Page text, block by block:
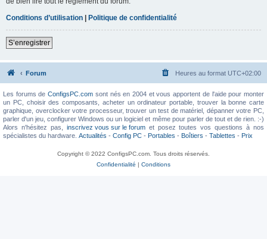
Conditions d’utilisation | Politique de confidentialité
S’enregistrer
Forum Heures au format UTC+02:00
Les forums deConfigsPC.com sont nés en 2004 et vous apportent de l'aide pour monter
un PC, choisir des composants, acheter un ordinateur portable, trouver la bonne carte
graphique, overclocker votre processeur, trouver un test de matériel, dépanner votre PC,
parler d'un jeu, configurer Windows ou un logiciel et même pour parler de tout et de rien. :-)
Alors n'hésitez pas, inscrivez vous sur le forumet posez toutes vos questions à nos
spécialistes du hardware. Actualités - Config PC - Portables - Boîtiers - Tablettes - Prix
Copyright © 2022 ConfigsPC.com. Tous droits réservés.
Confidentialité | Conditions